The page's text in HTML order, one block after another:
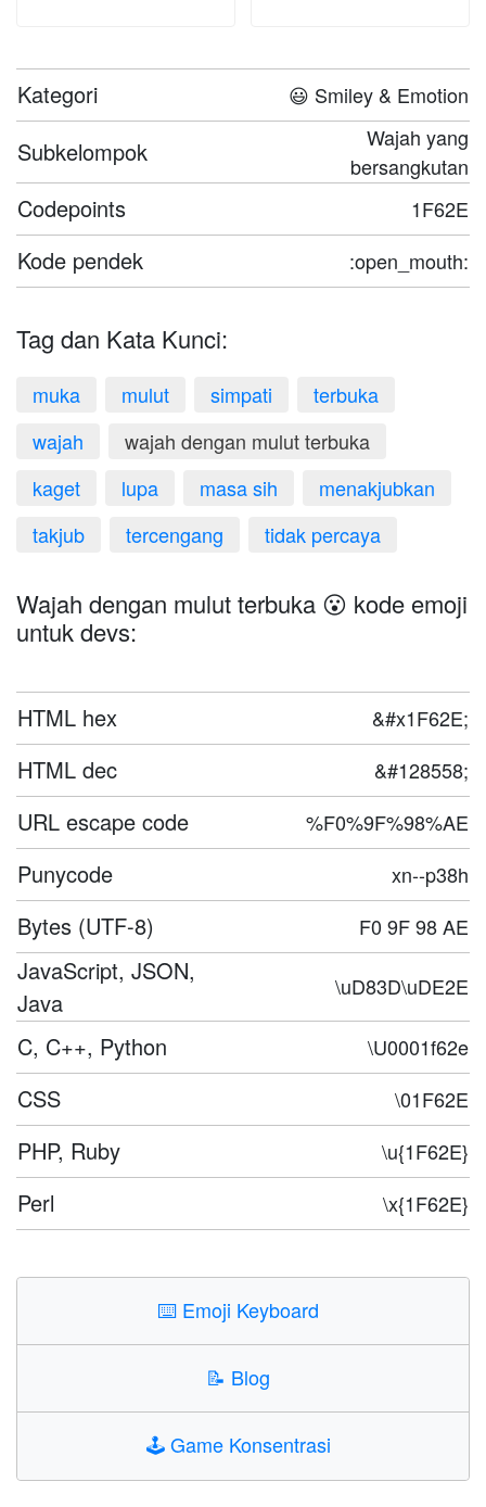
Kategori 😃 Smiley & Emotion
Subkelompok
Wajah yang
bersangkutan
Codepoints 1F62E
Kode pendek :open_mouth:
Tag dan Kata Kunci:
muka mulut simpati
terbuka
wajah
wajah dengan mulut terbuka
kaget
lupa masa sih
menakjubkan
takjub
tercengang tidak percaya
Wajah dengan mulut terbuka 😮 kode emoji
untuk devs:
HTML hex &#x1F62E;
HTML dec &#128558;
URL escape code %F0%9F%98%AE
Punycode xn--p38h
Bytes (UTF-8) F0 9F 98 AE
JavaScript, JSON,
Java
\uD83D\uDE2E
C, C++, Python \U0001f62e
CSS \01F62E
PHP, Ruby \u{1F62E}
Perl \x{1F62E}
⌨️ Emoji Keyboard
📝 Blog
🕹️Game Konsentrasi